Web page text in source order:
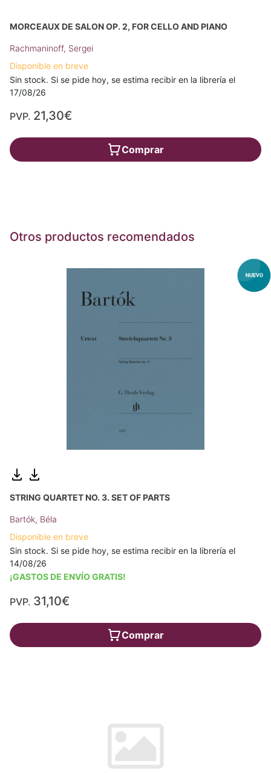
MORCEAUX DE SALON OP. 2, FOR CELLO AND PIANO
Rachmaninoff, Sergei
Disponible en breve
Sin stock. Si se pide hoy, se estima recibir en la librería el
17/08/26
PVP. 21,30€
Comprar
Otros productos recomendados
STRING QUARTET NO. 3. SET OF PARTS
Bartók, Béla
Disponible en breve
Sin stock. Si se pide hoy, se estima recibir en la librería el
14/08/26
¡GASTOS DE ENVÍO GRATIS!
PVP. 31,10€
Comprar